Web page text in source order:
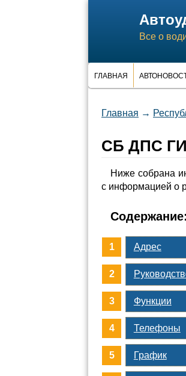
Все о
ГЛАВНАЯ
Главная →
СБ ДПС
Ниже собрана
с информацией о
Содержание:
Адрес
Функции
Телефоны
График